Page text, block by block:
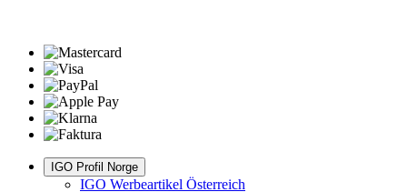
IGO Profil Norge
IGO Werbeartikel Österreich